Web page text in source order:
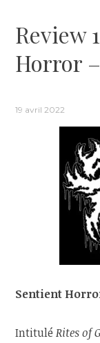
Review
Horror
19 avril 2022
Sentient
IntituléRites of